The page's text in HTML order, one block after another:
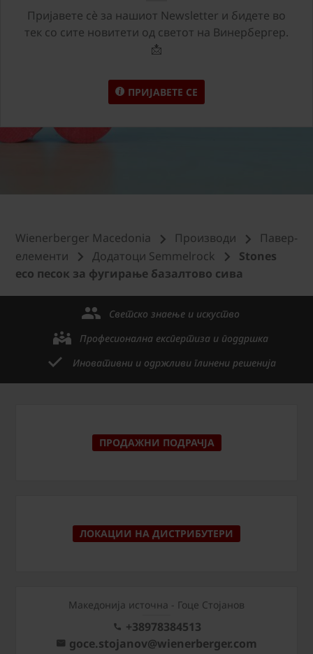
Пријавете сѐ за нашиот Newsletter и бидете во
тек со сите новитети од светот на Винербергер.
📩
ПРИЈАВЕТЕ СЕ
Wienerberger Macedonia Производи
Павер-
елементи
Додатоци Semmelrock
Stones
eco песок за фугирање базалтово сива
Светско знаење и искуство
Професионална експертиза и поддршка
Иновативни и одржливи глинени решенија
ПРОДАЖНИ ПОДРАЧЈА
ЛОКАЦИИ НА ДИСТРИБУТЕРИ
Македонија источна - Гоце Стојанов
+38978384513
goce.stojanov@wienerberger.com